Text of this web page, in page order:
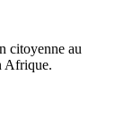
citoyenne au
Afrique.